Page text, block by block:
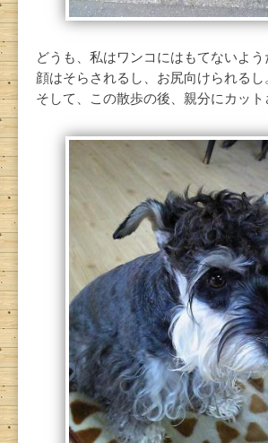
どうも、私はワンコにはもてないよう
顔はそらされるし、お尻向けられるし
そして、この散歩の後、親分にカット